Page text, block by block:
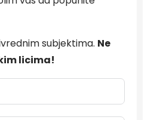
subjektima. Ne
licima!